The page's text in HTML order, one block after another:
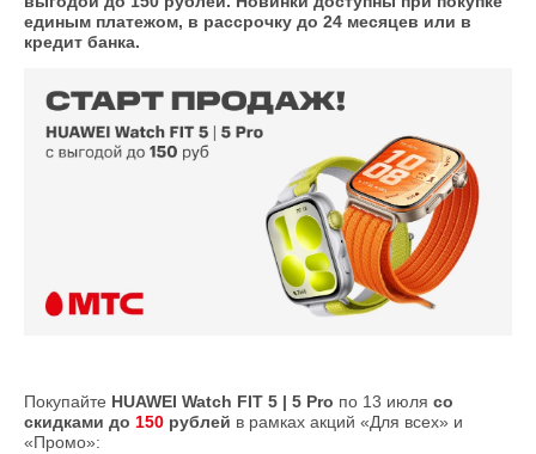
единым платежом, в рассрочку до 24 месяцев или в
кредит банка.
Покупайте HUAWEI Watch FIT 5 | 5 Pro по 13 июля со
скидками до 150 рублей в рамках акций «Для всех» и
«Промо»: